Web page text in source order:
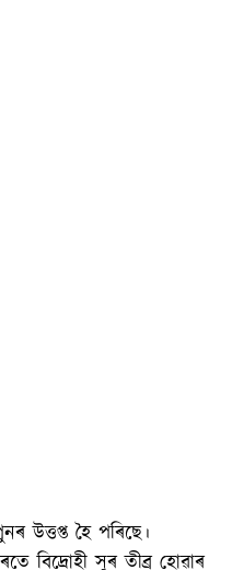
উত্তপ্ত হৈ পৰিছে।
বিদ্ৰোহী সুৰ তীব্ৰ হোৱাৰ